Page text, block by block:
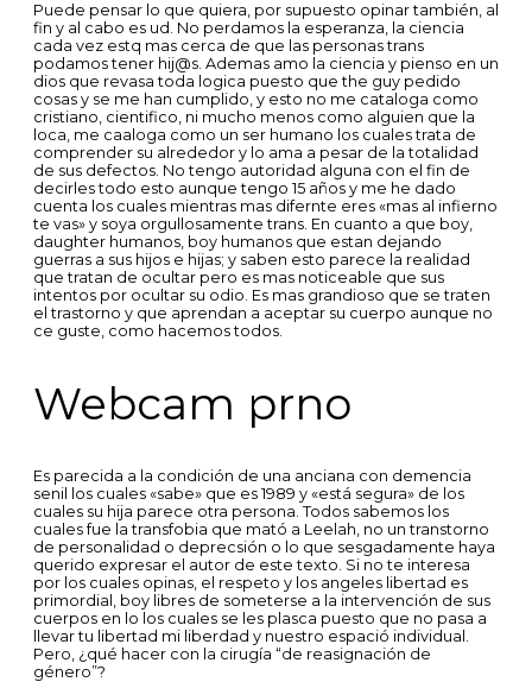
Puede pensar lo que quiera, por supuesto opinar también, al
fin y al cabo es ud. No perdamos la esperanza, la ciencia
cada vez estq mas cerca de que las personas trans
podamos tener hij@s. Ademas amo la ciencia y pienso en un
dios que revasa toda logica puesto que the guy pedido
cosas y se me han cumplido, y esto no me cataloga como
cristiano, cientifico, ni mucho menos como alguien que la
loca, me caaloga como un ser humano los cuales trata de
comprender su alrededor y lo ama a pesar de la totalidad
de sus defectos. No tengo autoridad alguna con el fin de
decirles todo esto aunque tengo 15 años y me he dado
cuenta los cuales mientras mas difernte eres «mas al infierno
te vas» y soya orgullosamente trans. En cuanto a que boy,
daughter humanos, boy humanos que estan dejando
guerras a sus hijos e hijas; y saben esto parece la realidad
que tratan de ocultar pero es mas noticeable que sus
intentos por ocultar su odio. Es mas grandioso que se traten
el trastorno y que aprendan a aceptar su cuerpo aunque no
ce guste, como hacemos todos.
Webcam prno
Es parecida a la condición de una anciana con demencia
senil los cuales «sabe» que es 1989 y «está segura» de los
cuales su hija parece otra persona. Todos sabemos los
cuales fue la transfobia que mató a Leelah, no un transtorno
de personalidad o deprecsión o lo que sesgadamente haya
querido expresar el autor de este texto. Si no te interesa
por los cuales opinas, el respeto y los angeles libertad es
primordial, boy libres de someterse a la intervención de sus
cuerpos en lo los cuales se les plasca puesto que no pasa a
llevar tu libertad mi liberdad y nuestro espació individual.
Pero, ¿qué hacer con la cirugía “de reasignación de
género”?